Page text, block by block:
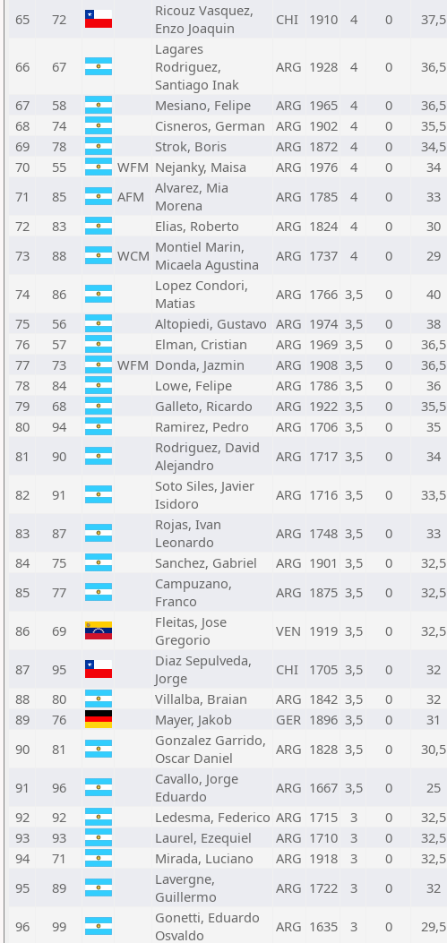
65
72
Ricouz Vasquez,
Enzo Joaquin
CHI 1910 4 0 37,5
66 67
Lagares
Rodriguez,
Santiago Inak
ARG 1928 4 0 36,5
67 58 Mesiano, Felipe ARG 1965 4 0 36,5
68
74 Cisneros, German ARG 1902 4 0 35,5
69
78 Strok, Boris ARG 1872 4 0 34,5
70
55 WFM Nejanky, Maisa ARG 1976 4 0 34
71
85 AFM
Alvarez, Mia
Morena
ARG 1785 4 0 33
72
83 Elias, Roberto ARG 1824 4 0 30
73
88 WCM Montiel Marin,
Micaela Agustina
ARG 1737 4 0 29
74 86
Lopez Condori,
Matias
ARG 1766 3,5 0 40
75
56 Altopiedi, Gustavo ARG 1974 3,5 0 38
76
57 Elman, Cristian ARG 1969 3,5 0 36,5
77
73 WFM Donda, Jazmin ARG 1908 3,5 0 36,5
78
84 Lowe, Felipe ARG 1786 3,5 0 36
79
68 Galleto, Ricardo ARG 1922 3,5 0 35,5
80
94 Ramirez, Pedro ARG 1706 3,5 0 35
81
90
Rodriguez, David
Alejandro
ARG 1717 3,5 0 34
82 91
Soto Siles, Javier
Isidoro
ARG 1716 3,5 0 33,5
83 87
Rojas, Ivan
Leonardo
ARG 1748 3,5 0 33
84
75 Sanchez, Gabriel ARG 1901 3,5 0 32,5
85
77
Campuzano,
Franco
ARG 1875 3,5 0 32,5
86 69
Fleitas, Jose
Gregorio
VEN 1919 3,5 0 32,5
87 95
Diaz Sepulveda,
Jorge
CHI 1705 3,5 0 32
88
80 Villalba, Braian ARG 1842 3,5 0 32
89
76 Mayer, Jakob GER 1896 3,5 0 31
90
81
Gonzalez Garrido,
Oscar Daniel
ARG 1828 3,5 0 30,5
91 96
Cavallo, Jorge
Eduardo
ARG 1667 3,5 0 25
92
92 Ledesma, Federico ARG 1715 3 0 32,5
93
93 Laurel, Ezequiel ARG 1710 3 0 32,5
94
71 Mirada, Luciano ARG 1918 3 0 32,5
95
89
Lavergne,
Guillermo
ARG 1722 3 0 32
96 99
Gonetti, Eduardo
Osvaldo
ARG 1635 3 0 29,5